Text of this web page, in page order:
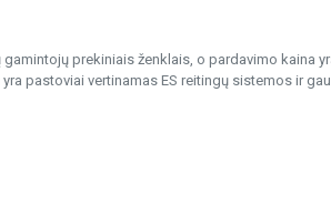
prekiniais ženklais, o pardavimo kaina
pastoviai vertinamas ES reitingų sistemos ir